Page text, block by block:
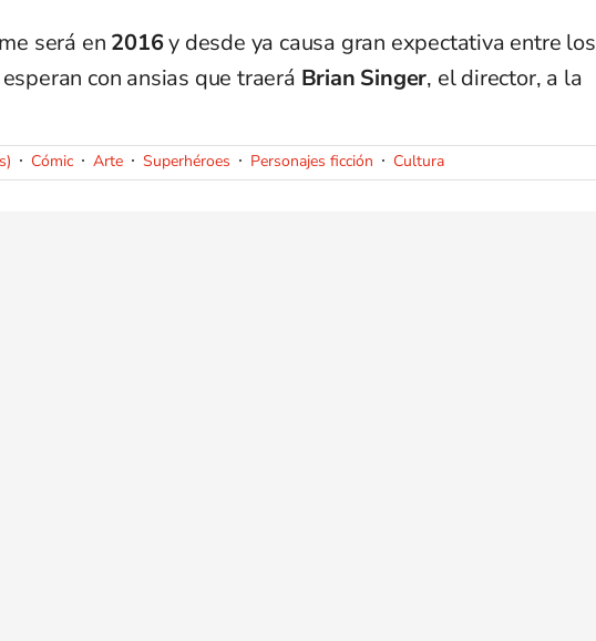
será en 2016y desde ya causa gran expectativa entre los
con ansias que traerá Brian Singer, el director, a la
Cómic Arte Superhéroes Personajes ficción Cultura